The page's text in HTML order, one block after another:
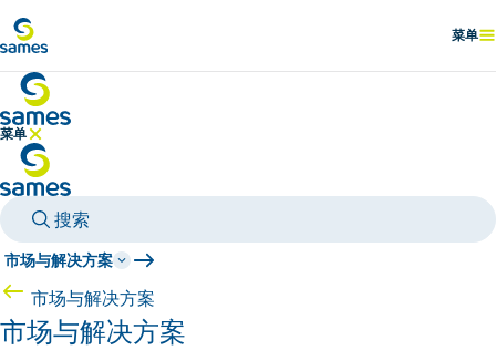
显示
菜单
菜单
隐藏菜单
搜索
市场与解决方案
市场与解决方案
市场与解决方案